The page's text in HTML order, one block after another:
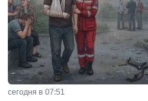
сегодня в 07:51